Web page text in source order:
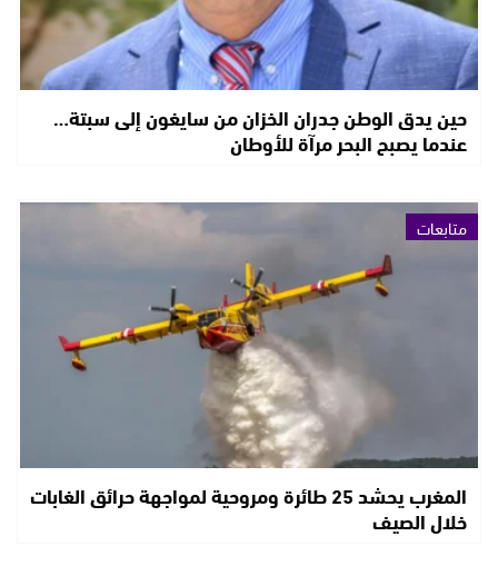
حين يدق الوطن جدران الخزان من سايغون إلى سبتة…
عندما يصبح البحر مرآة للأوطان
متابعات
المغرب يحشد 25 طائرة ومروحية لمواجهة حرائق الغابات
خلال الصيف